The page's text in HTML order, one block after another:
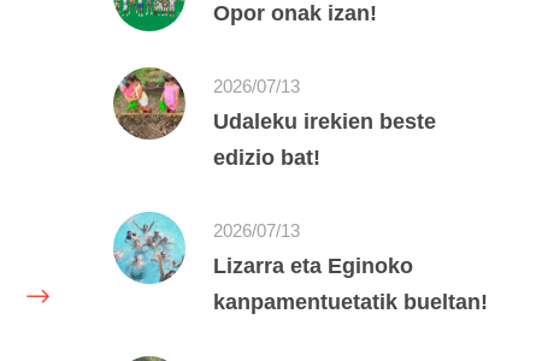
Opor onak izan!
2026/07/13
Udaleku irekien beste
edizio bat!
2026/07/13
Lizarra eta Eginoko
kanpamentuetatik bueltan!